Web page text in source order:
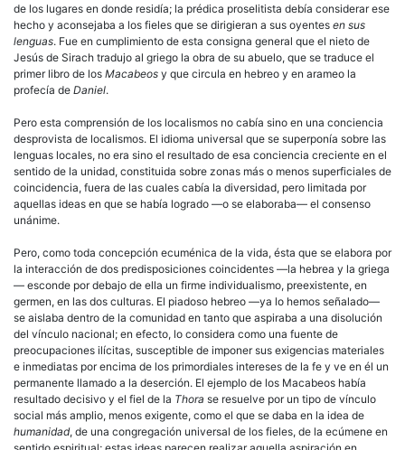
de los lugares en donde residía; la prédica proselitista debía considerar ese
hecho y aconsejaba a los fieles que se dirigieran a sus oyentes en sus
lenguas. Fue en cumplimiento de esta consigna general que el nieto de
Jesús de Sirach tradujo al griego la obra de su abuelo, que se traduce el
primer libro de los Macabeos y que circula en hebreo y en arameo la
profecía de Daniel.
Pero esta comprensión de los localismos no cabía sino en una conciencia
desprovista de localismos. El idioma universal que se superponía sobre las
lenguas locales, no era sino el resultado de esa conciencia creciente en el
sentido de la unidad, constituida sobre zonas más o menos superficiales de
coincidencia, fuera de las cuales cabía la diversidad, pero limitada por
aquellas ideas en que se había logrado —o se elaboraba— el consenso
unánime.
Pero, como toda concepción ecuménica de la vida, ésta que se elabora por
la interacción de dos predisposiciones coincidentes —la hebrea y la griega
— esconde por debajo de ella un firme individualismo, preexistente, en
germen, en las dos culturas. El piadoso hebreo —ya lo hemos señalado—
se aislaba dentro de la comunidad en tanto que aspiraba a una disolución
del vínculo nacional; en efecto, lo considera como una fuente de
preocupaciones ilícitas, susceptible de imponer sus exigencias materiales
e inmediatas por encima de los primordiales intereses de la fe y ve en él un
permanente llamado a la deserción. El ejemplo de los Macabeos había
resultado decisivo y el fiel de la Thora se resuelve por un tipo de vínculo
social más amplio, menos exigente, como el que se daba en la idea de
humanidad, de una congregación universal de los fieles, de la ecúmene en